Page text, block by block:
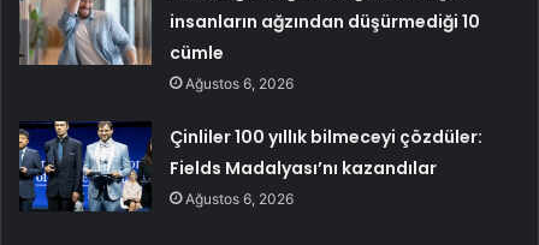
insanların ağzından düşürmediği 10
cümle
Ağustos 6, 2026
Çinliler 100 yıllık bilmeceyi çözdüler:
Fields Madalyası’nı kazandılar
Ağustos 6, 2026